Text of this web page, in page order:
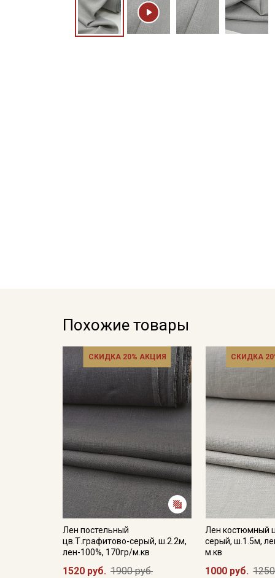
Похожие товары
СКИДКА 20% АКЦИЯ
Лен постельный
цв.Т.графитово-серый, ш.2.2м,
лен-100%, 170гр/м.кв
1520 руб. 1900 руб.
СКИДКА
Лен костюмный
серый, ш.1.5м,
м.кв
1000 руб.